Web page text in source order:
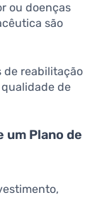
ou doenças
são
de reabilitação
de
Plano de